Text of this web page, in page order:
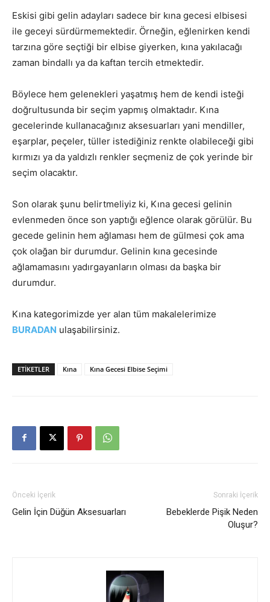
Eskisi gibi gelin adayları sadece bir kına gecesi elbisesi
ile geceyi sürdürmemektedir. Örneğin, eğlenirken kendi
tarzına göre seçtiği bir elbise giyerken, kına yakılacağı
zaman bindallı ya da kaftan tercih etmektedir.
Böylece hem gelenekleri yaşatmış hem de kendi isteği
doğrultusunda bir seçim yapmış olmaktadır. Kına
gecelerinde kullanacağınız aksesuarları yani mendiller,
eşarplar, peçeler, tüller istediğiniz renkte olabileceği gibi
kırmızı ya da yaldızlı renkler seçmeniz de çok yerinde bir
seçim olacaktır.
Son olarak şunu belirtmeliyiz ki, Kına gecesi gelinin
evlenmeden önce son yaptığı eğlence olarak görülür. Bu
gecede gelinin hem ağlaması hem de gülmesi çok ama
çok olağan bir durumdur. Gelinin kına gecesinde
ağlamamasını yadırgayanların olması da başka bir
durumdur.
Kına kategorimizde yer alan tüm makalelerimize
BURADAN ulaşabilirsiniz.
ETIKETLER Kına Kına Gecesi Elbise Seçimi
Önceki İçerik
Gelin İçin Düğün Aksesuarları
Sonraki İçerik
Bebeklerde Pişik Neden
Oluşur?